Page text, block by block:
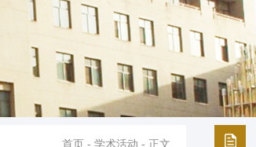
首页 - 学术活动 - 正文